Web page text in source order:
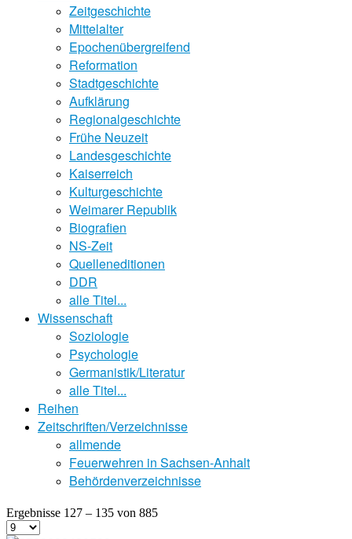
Zeitgeschichte
Mittelalter
Epochenübergreifend
Reformation
Stadtgeschichte
Aufklärung
Regionalgeschichte
Frühe Neuzeit
Landesgeschichte
Kaiserreich
Kulturgeschichte
Weimarer Republik
Biografien
NS-Zeit
Quelleneditionen
DDR
alle Titel...
Wissenschaft
Soziologie
Psychologie
Germanistik/Literatur
alle Titel...
Reihen
Zeitschriften/Verzeichnisse
allmende
Feuerwehren in Sachsen-Anhalt
Behördenverzeichnisse
Ergebnisse 127 – 135 von 885